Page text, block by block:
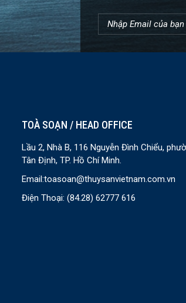
TOÀ SOẠN / HEAD OFFICE
Lầu 2, Nhà B, 116 Nguyễn Đình Chiểu,
Tân Định, TP. Hồ Chí Minh.
Email:toasoan@thuysanvietnam.com.vn
Điện Thoại: (84.28) 62777 616